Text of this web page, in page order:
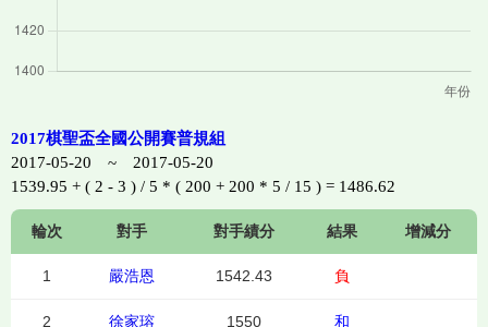
2017棋聖盃全國公開賽普規組
2017-05-20 ~ 2017-05-20
1539.95 + ( 2 - 3 ) / 5 * ( 200 + 200 * 5 / 15 ) = 1486.62
輪次 對手 對手績分 結果 增減分
1 嚴浩恩 1542.43 負
2 徐家瑢 1550 和